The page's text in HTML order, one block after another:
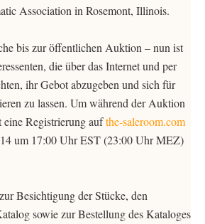
Association in Rosemont, Illinois.
bis zur öffentlichen Auktion – nun ist
die über das Internet und per
ihr Gebot abzugeben und sich für
zu lassen. Um während der Auktion
Registrierung aufthe-saleroom.com
um 17:00 Uhr EST (23:00 Uhr MEZ)
Besichtigung der Stücke, den
sowie zur Bestellung des Kataloges